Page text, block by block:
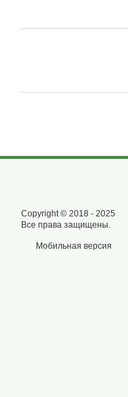
Copyright © 2018 - 2025
Все права защищены.
Мобильная версия